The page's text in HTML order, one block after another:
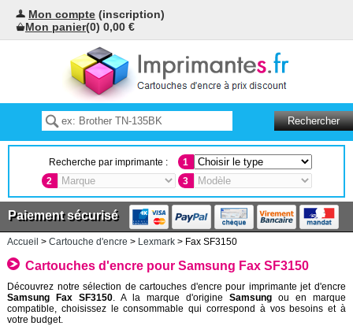
Mon compte (inscription)
Mon panier(0) 0,00 €
Recherche par imprimante :
1
2
3
Paiement sécurisé
Accueil > Cartouche d'encre > Lexmark> Fax SF3150
Cartouches d'encre pour Samsung Fax SF3150
Découvrez notre sélection de cartouches d'encre pour imprimante jet d'encre
Samsung Fax SF3150. A la marque d'origineSamsung ou en marque
compatible, choisissez le consommable qui correspond à vos besoins et à
votre budget.